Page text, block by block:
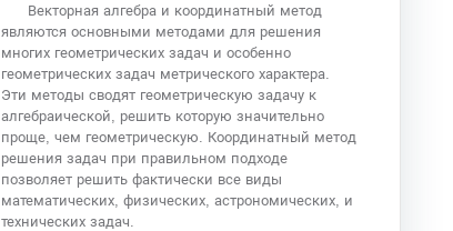
Векторная алгебра и координатный метод
являются основными методами для решения
многих геометрических задач и особенно
геометрических задач метрического характера.
Эти методы сводят геометрическую задачу к
алгебраической, решить которую значительно
проще, чем геометрическую. Координатный метод
решения задач при правильном подходе
позволяет решить фактически все виды
математических, физических, астрономических, и
технических задач.